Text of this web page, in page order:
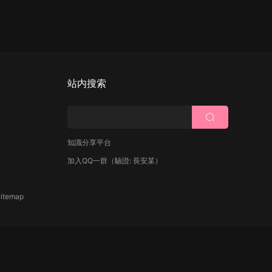
站内搜索
知識分享平台
加入QQ一群（驗證: 長安某）